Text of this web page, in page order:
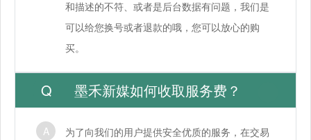
和描述的不符、或者是后台数据有问题，我们是
可以给您换号或者退款的哦，您可以放心的购
买。
墨禾新媒如何收取服务费？
为了向我们的用户提供安全优质的服务，在交易